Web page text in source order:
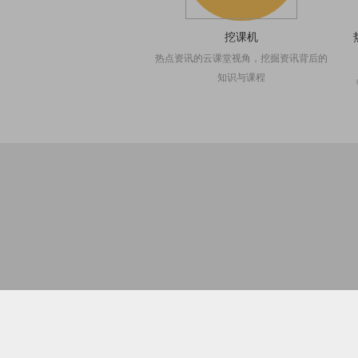
挖课机
热点资讯的云课堂视角，挖掘资讯背后的
知识与课程